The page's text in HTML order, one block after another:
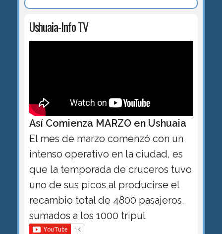
Ushuaia-Info TV
Así Comienza MARZO en Ushuaia
El mes de marzo comenzó con un
intenso operativo en la ciudad, es
que la temporada de cruceros tuvo
uno de sus picos al producirse el
recambio total de 4800 pasajeros,
sumados a los 1000 tripul